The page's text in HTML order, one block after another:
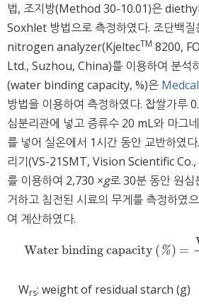
법, 조지방(Method 30-10.01)은
Soxhlet 방법으로 측정하였다. 조단백
nitrogen analyzer(KjeltecTM 8200,
Ltd., Suzhou, China)를 이용하여 분석
(water binding capacity, %)은
방법을 이용하여 측정하였다. 찹쌀가루
심분리관에 넣고 증류수 20 mL와 마그
를 넣어 실온에서 1시간 동안 교반하였
리기(VS-21SMT, Vision Scientific
를 이용하여 2,730 ×g로 30분 동안 원심
거하고 침전된 시료의 무게를 측정하였
여 계산하였다.
Water binding capacity (%) =
Water binding capacity (%)=Wrs ×
Wrs: weight of residual starch (g)